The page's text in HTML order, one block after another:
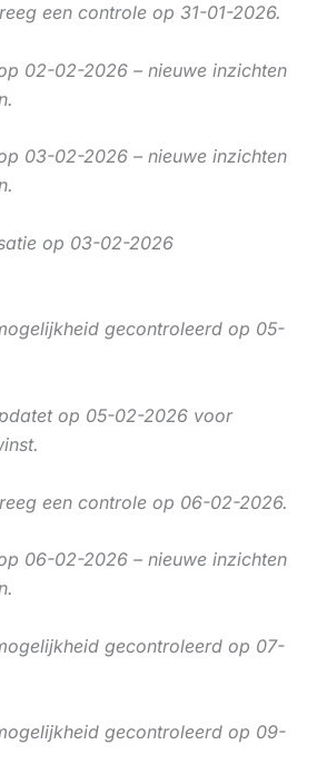
een controle op 31-01-2026.
02-02-2026 – nieuwe inzichten
03-02-2026 – nieuwe inzichten
op 03-02-2026
gecontroleerd op 05-
op 05-02-2026 voor
een controle op 06-02-2026.
06-02-2026 – nieuwe inzichten
gecontroleerd op 07-
gecontroleerd op 09-